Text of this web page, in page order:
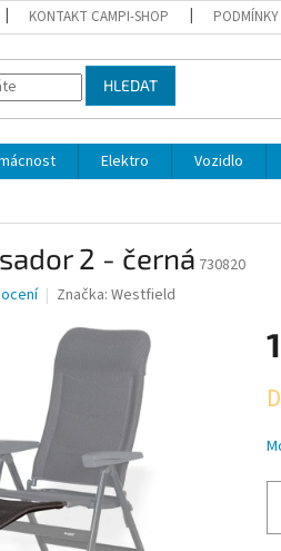
KONTAKT CAMPI-SHOP
HLEDAT
Elektro Vozidlo
2 - černá 730820
Značka: Westfield